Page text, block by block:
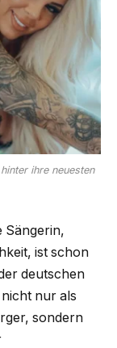
ihre neuesten
Sängerin,
ist schon
deutschen
nur als
sondern